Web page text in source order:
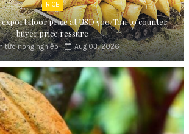
RICE
export floor price at USD 500/Ton to counter
buyer price ressure
tức nông nghiệp Aug 03, 2026